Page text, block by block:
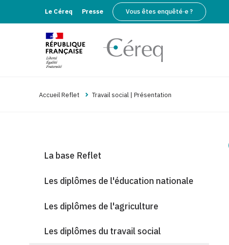
Le Céreq Presse Vous êtes enquêté·e ?
Accueil Reflet Travail social | Présentation
La base Reflet
Les diplômes de l'éducation nationale
Les diplômes de l'agriculture
Les diplômes du travail social